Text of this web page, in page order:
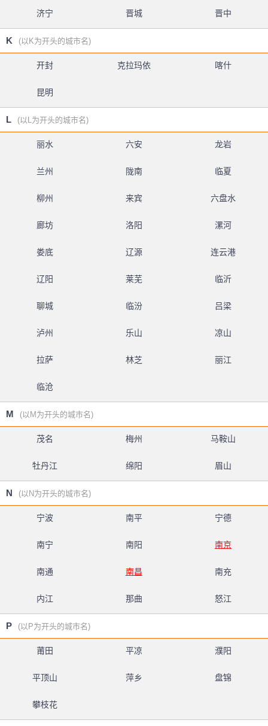
济宁 晋城 晋中
K (以K为开头的城市名)
开封 克拉玛依 喀什
昆明
L (以L为开头的城市名)
丽水 六安 龙岩
兰州 陇南 临夏
柳州 来宾 六盘水
廊坊 洛阳 漯河
娄底 辽源 连云港
辽阳 莱芜 临沂
聊城 临汾 吕梁
泸州 乐山 凉山
拉萨 林芝 丽江
临沧
M (以M为开头的城市名)
茂名 梅州 马鞍山
牡丹江 绵阳 眉山
N (以N为开头的城市名)
宁波 南平 宁德
南宁 南阳 南京
南通 南昌 南充
内江 那曲 怒江
P (以P为开头的城市名)
莆田 平凉 濮阳
平顶山 萍乡 盘锦
攀枝花